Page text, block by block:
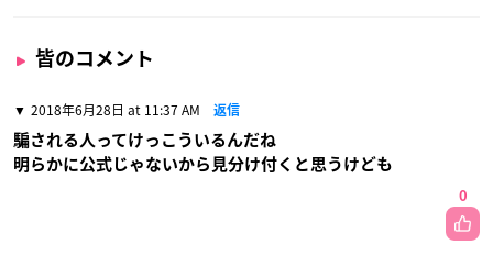
皆のコメント
2018年6月28日 at 11:37 AM 返信
騙される人ってけっこういるんだね
明らかに公式じゃないから見分け付くと思うけども
0